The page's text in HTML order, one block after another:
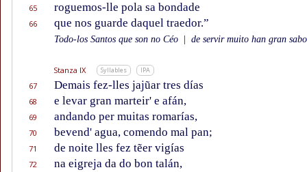
65 roguemos-lle pola sa bondade
66 que nos guarde daquel traedor.”
Todo-los Santos que son no Céo de servir muito han gran
Stanza IX Syllables IPA
67 Demais fez-lles jajũar tres días
68 e levar gran marteir' e afán,
69 andando per muitas romarías,
70 bevend' agua, comendo mal pan;
71 de noite lles fez tẽer vigías
72 na eigreja da do bon talán,